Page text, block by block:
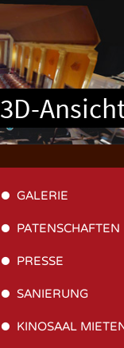
3D-
GALERIE
PATENSCHAFTEN
PRESSE
SANIERUNG
KINOSAAL